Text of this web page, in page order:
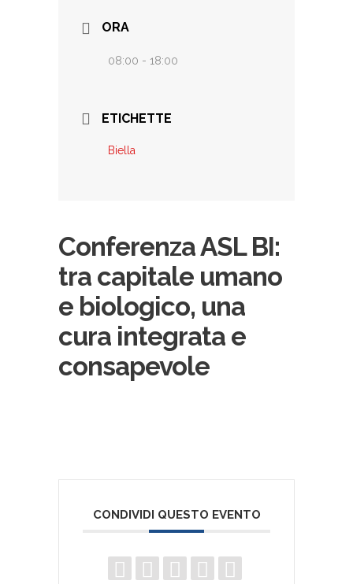
ORA
08:00 - 18:00
ETICHETTE
Biella
Conferenza ASL BI:
tra capitale umano
e biologico, una
cura integrata e
consapevole
CONDIVIDI QUESTO EVENTO